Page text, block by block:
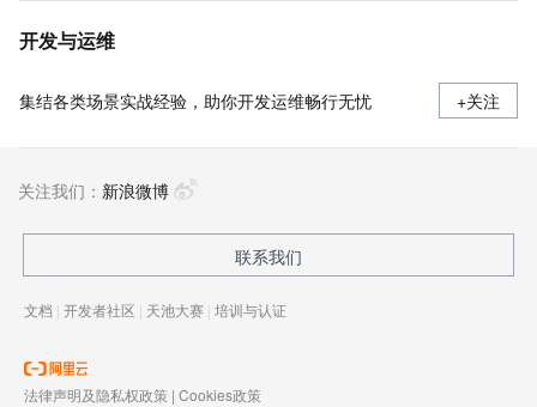
开发与运维
集结各类场景实战经验，助你开发运维畅行无忧 +关注
关注我们： 新浪微博
联系我们
文档 | 开发者社区 | 天池大赛 | 培训与认证
法律声明及隐私权政策 | Cookies政策